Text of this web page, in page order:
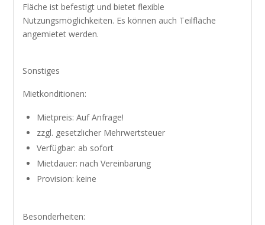
Fläche ist befestigt und bietet flexible
Nutzungsmöglichkeiten. Es können auch Teilfläche
angemietet werden.
Sonstiges
Mietkonditionen:
Mietpreis: Auf Anfrage!
zzgl. gesetzlicher Mehrwertsteuer
Verfügbar: ab sofort
Mietdauer: nach Vereinbarung
Provision: keine
Besonderheiten: